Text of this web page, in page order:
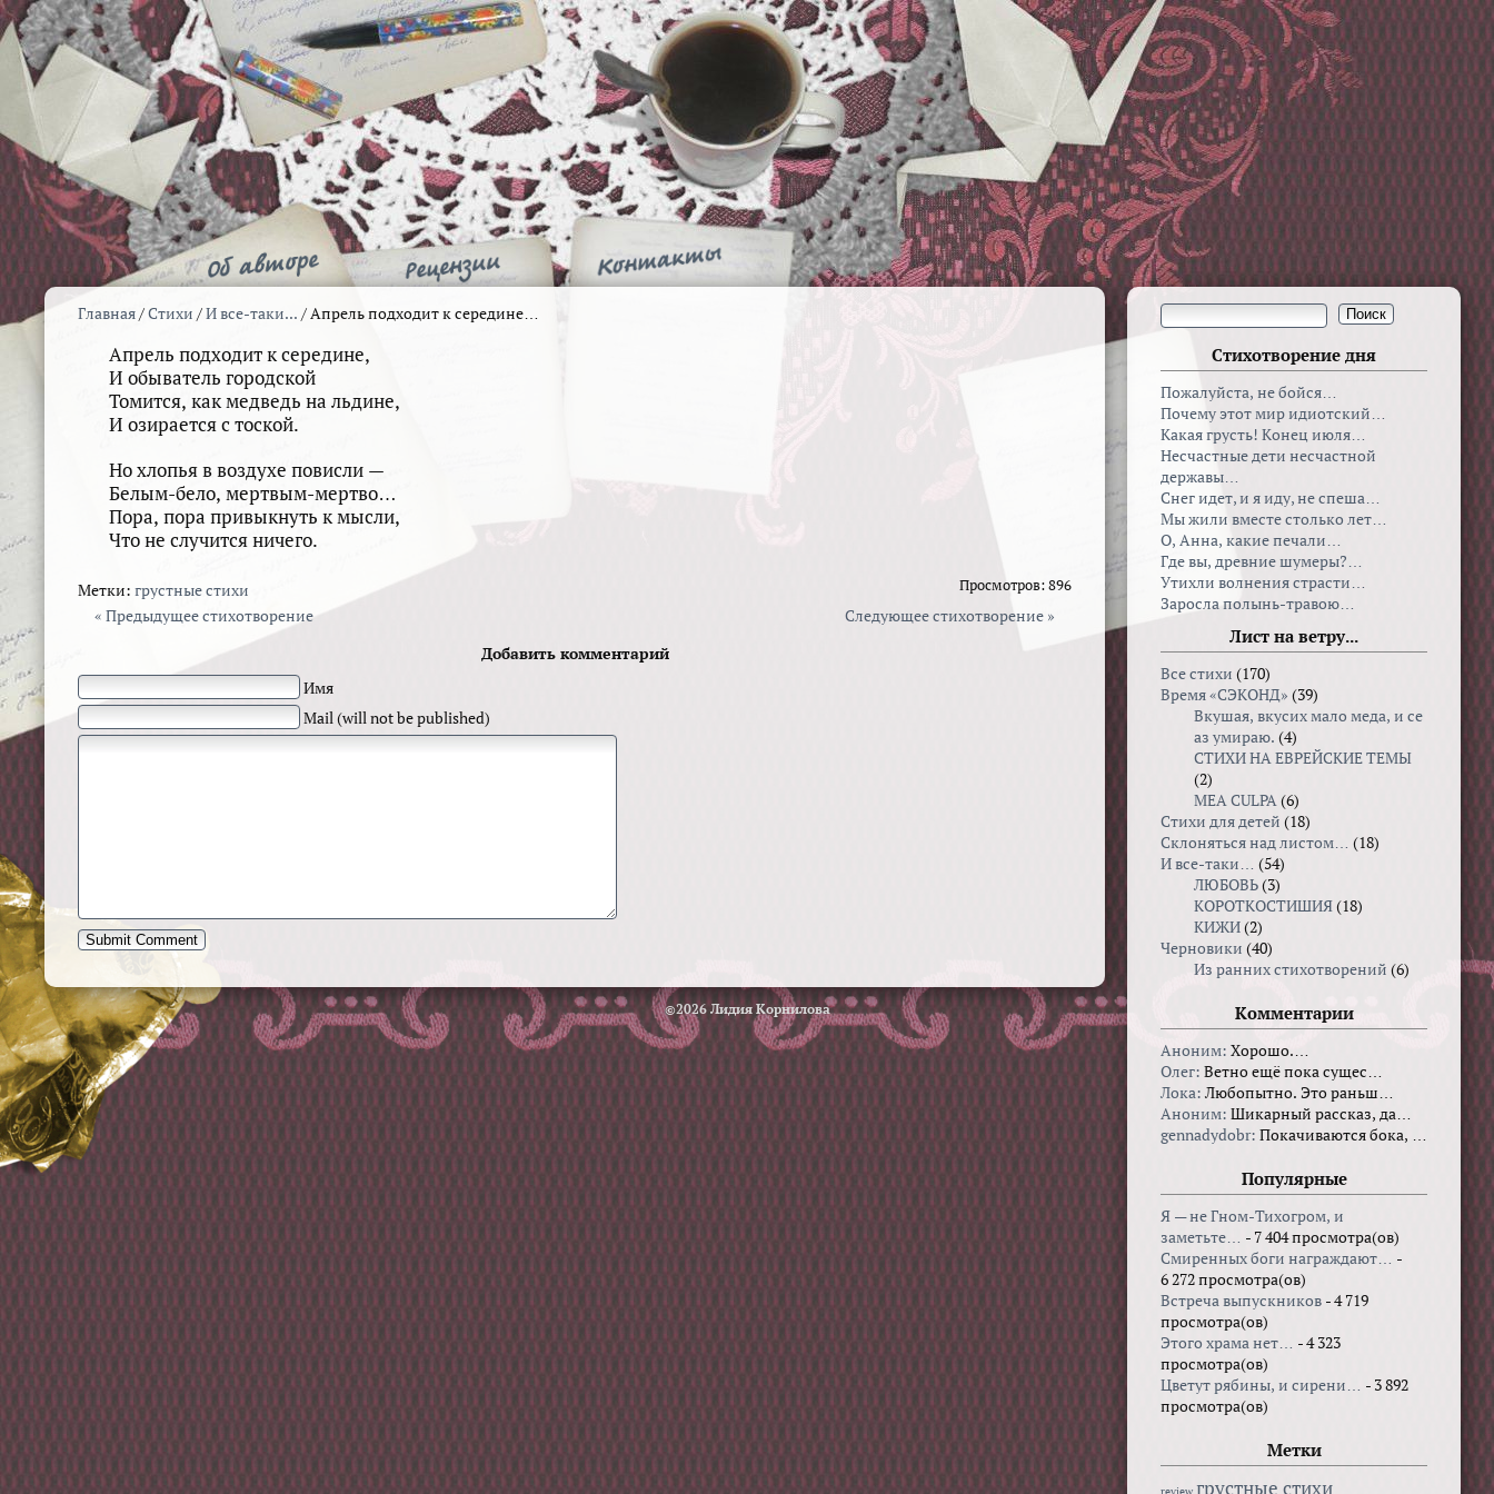
Стихотворение дня
Пожалуйста, не бойся…
Почему этот мир идиотский…
Какая грусть! Конец июля…
Несчастные дети несчастной
державы…
Снег идет, и я иду, не спеша…
Мы жили вместе столько лет…
О, Анна, какие печали…
Где вы, древние шумеры?…
Утихли волнения страсти…
Заросла полынь-травою…
Лист на ветру...
Все стихи (170)
Время «СЭКОНД» (39)
Вкушая, вкуcих мало меда, и се
аз умираю. (4)
СТИХИ НА ЕВРЕЙСКИЕ ТЕМЫ
(2)
MEA CULPA(6)
Стихи для детей (18)
Склоняться над листом… (18)
И все-таки… (54)
ЛЮБОВЬ(3)
КОРОТКОСТИШИЯ(18)
КИЖИ(2)
Черновики (40)
Из ранних стихотворений (6)
Комментарии
Аноним: Хорошо.…
Олег: Ветно ещё пока сущес…
Лока: Любопытно. Это раньш…
Аноним: Шикарный рассказ, да…
gennadydobr: Покачиваются бока, …
Популярные
Я — не Гном-Тихогром, и
заметьте… - 7 404 просмотра(ов)
Смиренных боги награждают… -
6 272 просмотра(ов)
Встреча выпускников - 4 719
просмотра(ов)
Этого храма нет… - 4 323
просмотра(ов)
Цветут рябины, и сирени… - 3 892
просмотра(ов)
Метки
грустные стихи
Главная/Стихи /И все-таки... /Апрель подходит к середине…
Апрель подходит к середине,
И обыватель городской
Томится, как медведь на льдине,
И озирается с тоской.
Но хлопья в воздухе повисли —
Белым-бело, мертвым-мертво…
Пора, пора привыкнуть к мысли,
Что не случится ничего.
Просмотров: 896
Метки: грустные стихи
« Предыдущее стихотворение
Следующее стихотворение »
Добавить комментарий
Имя
Mail (will not be published)
©2026 Лидия Корнилова